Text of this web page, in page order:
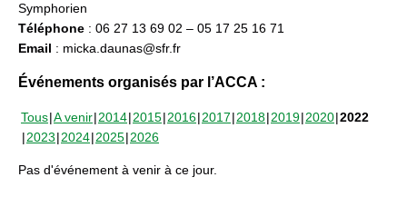
Symphorien
Téléphone : 06 27 13 69 02 – 05 17 25 16 71
Email : micka.daunas@sfr.fr
Événements organisés par l’ACCA :
Tous A venir 2014 2015 2016 2017 2018 2019 2020 2022
2023 2024 2025 2026
Pas d'événement à venir à ce jour.